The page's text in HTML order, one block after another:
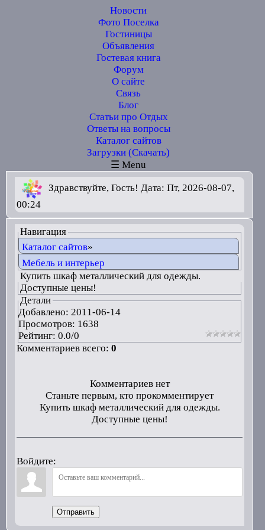
Новости
Фото Поселка
Гостиницы
Объявления
Гостевая книга
Форум
О сайте
Связь
Блог
Статьи про Отдых
Ответы на вопросы
Каталог сайтов
Загрузки (Скачать)
☰ Menu
Здравствуйте, Гость! Дата: Пт, 2026-08-07,
00:24
Навигация
Каталог сайтов»
Мебель и интерьер
Купить шкаф металлический для одежды.
Доступные цены!
Детали
Добавлено: 2011-06-14
Просмотров: 1638
Рейтинг: 0.0/0
Комментариев всего: 0
Комментариев нет
Станьте первым, кто прокомментирует
Купить шкаф металлический для одежды.
Доступные цены!
Войдите:
Отправить